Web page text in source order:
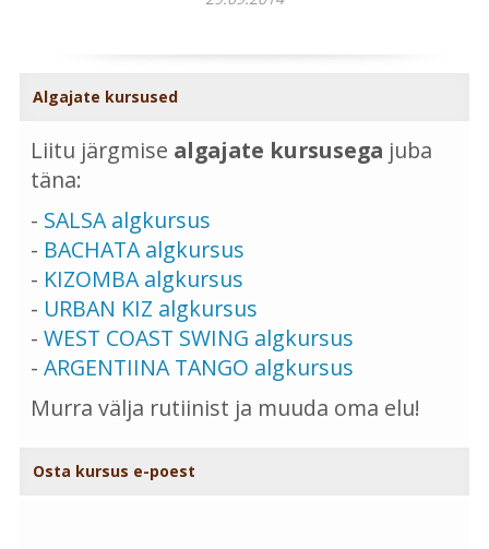
Algajate kursused
Liitu järgmise algajate kursusega juba
täna:
- SALSA algkursus
- BACHATA algkursus
- KIZOMBA algkursus
- URBAN KIZ algkursus
- WEST COAST SWING algkursus
- ARGENTIINA TANGO algkursus
Murra välja rutiinist ja muuda oma elu!
Osta kursus e-poest